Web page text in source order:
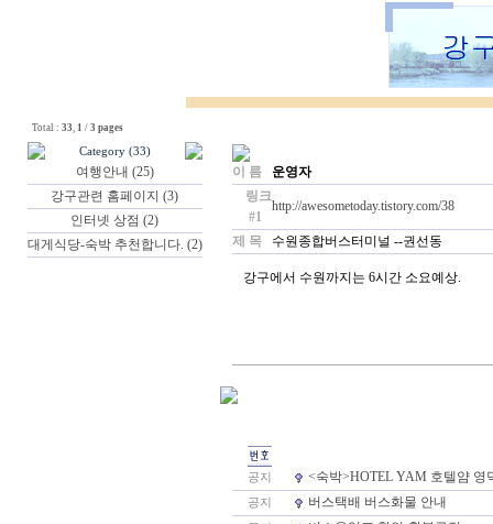
Total : 33, 1 / 3 pages
Category (33)
여행안내 (25)
강구관련 홈페이지 (3)
인터넷 상점 (2)
대게식당-숙박 추천합니다. (2)
이 름 운영자
링크
#1
http://awesometoday.tistory.com/38
제 목 수원종합버스터미널 --권선동
강구에서 수원까지는 6시간 소요예상.
공지 <숙박>HOTEL YAM 호텔얌 영
공지 버스택배 버스화물 안내